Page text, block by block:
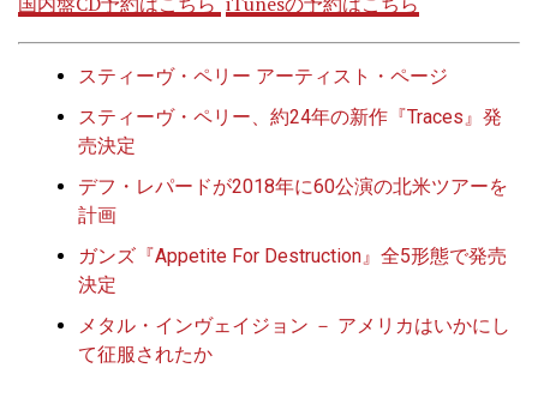
スティーヴ・ペリー アーティスト・ページ
スティーヴ・ペリー、約24年の新作『Traces』発
売決定
デフ・レパードが2018年に60公演の北米ツアーを
計画
ガンズ『Appetite For Destruction』全5形態で発売
決定
メタル・インヴェイジョン － アメリカはいかにし
て征服されたか